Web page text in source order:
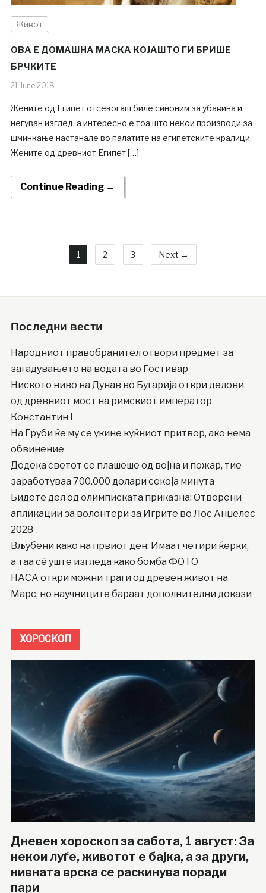
Живот
ОВА Е ДОМАШНА МАСКА КОЈАШТО ГИ БРИШЕ
БРЧКИТЕ
21.June.2018
Жените од Египет отсекогаш биле синоним за убавина и
негуван изглед, а интересно е тоа што некои производи за
шминкање настанале во палатите на египетските кралици.
Жените од древниот Египет […]
Continue Reading →
1 2 3 Next →
Последни вести
Народниот правобранител отвори предмет за
загадувањето на водата во Гостивар
Ниското ниво на Дунав во Бугарија откри делови
од древниот мост на римскиот император
Константин I
На Груби ќе му се укине куќниот притвор, ако нема
обвинение
Додека светот се плашеше од војна и пожар, тие
заработуваа 700.000 долари секоја минута
Бидете дел од олимписката приказна: Отворени
апликации за волонтери за Игрите во Лос Анџелес
2028
Вљубени како на првиот ден: Имаат четири ќерки,
а таа сè уште изгледа како бомба ФОТО
НАСА откри можни траги од древен живот на
Марс, но научниците бараат дополнителни докази
ХОРОСКОП
Дневен хороскоп за сабота, 1 август: За
некои луѓе, животот е бајка, а за други,
нивната врска се раскинува поради
пари